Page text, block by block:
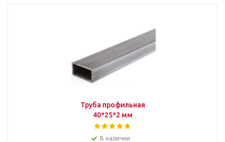
Труба профильная
40*25*2 мм
В наличии